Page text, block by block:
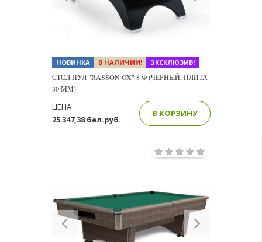
НОВИНКА В НАЛИЧИИ! ЭКСКЛЮЗИВ!
СТОЛ ПУЛ "RASSON OX" 8 Ф (ЧЕРНЫЙ, ПЛИТА
30 ММ)
25 347,38 бел.руб.
ЦЕНА
В КОРЗИНУ
Previous